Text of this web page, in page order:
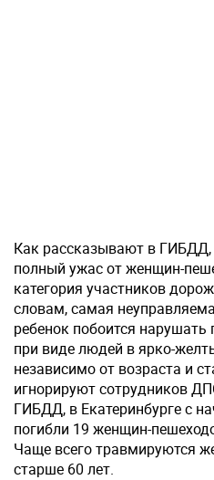
Как рассказывают в
полный ужас от женщин-
категория участников
словам, самая
ребенок побоится нарушать
при виде людей в ярко-
независимо от возраста и
игнорируют сотрудников
ГИБДД, в Екатеринбурге с
погибли 19 женщин-
Чаще всего травмируются
старше 60 лет.